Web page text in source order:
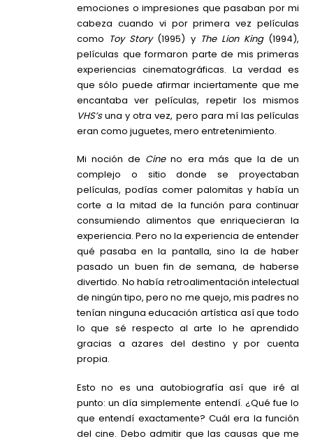
emociones o impresiones que pasaban por mi
cabeza cuando vi por primera vez películas
como Toy Story (1995) y The Lion King (1994),
películas que formaron parte de mis primeras
experiencias cinematográficas. La verdad es
que sólo puede afirmar inciertamente que me
encantaba ver películas, repetir los mismos
VHS’suna y otra vez, pero para mí las películas
eran como juguetes, mero entretenimiento.
Mi noción de Cineno era más que la de un
complejo o sitio donde se proyectaban
películas, podías comer palomitas y había un
corte a la mitad de la función para continuar
consumiendo alimentos que enriquecieran la
experiencia. Pero no la experiencia de entender
qué pasaba en la pantalla, sino la de haber
pasado un buen fin de semana, de haberse
divertido. No había retroalimentación intelectual
de ningún tipo, pero no me quejo, mis padres no
tenían ninguna educación artística así que todo
lo que sé respecto al arte lo he aprendido
gracias a azares del destino y por cuenta
propia.
Esto no es una autobiografía así que iré al
punto: un día simplemente entendí. ¿Qué fue lo
que entendí exactamente? Cuál era la función
del cine. Debo admitir que las causas que me